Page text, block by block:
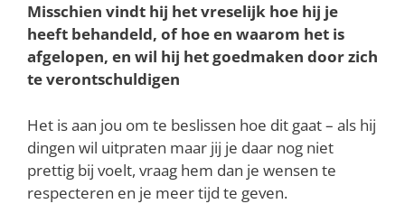
Misschien vindt hij het vreselijk hoe hij je
heeft behandeld, of hoe en waarom het is
afgelopen, en wil hij het goedmaken door zich
te verontschuldigen
Het is aan jou om te beslissen hoe dit gaat – als hij
dingen wil uitpraten maar jij je daar nog niet
prettig bij voelt, vraag hem dan je wensen te
respecteren en je meer tijd te geven.